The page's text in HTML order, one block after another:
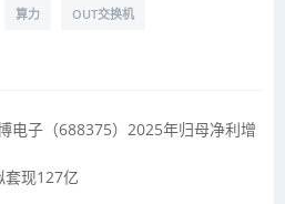
算力 OUT交换机
电子（688375）2025年归母净利增
套现127亿